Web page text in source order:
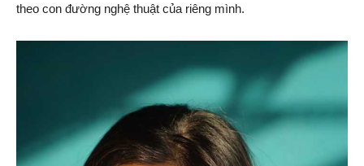
theo con đường nghệ thuật của riêng mình.